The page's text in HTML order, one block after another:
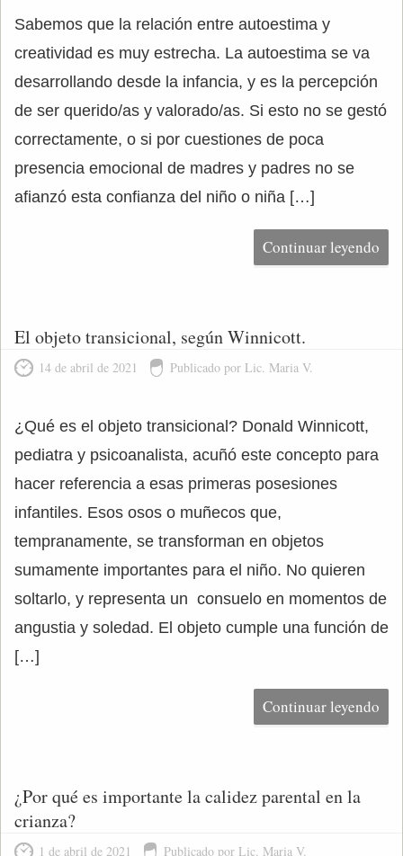
Sabemos que la relación entre autoestima y
creatividad es muy estrecha. La autoestima se va
desarrollando desde la infancia, y es la percepción
de ser querido/as y valorado/as. Si esto no se gestó
correctamente, o si por cuestiones de poca
presencia emocional de madres y padres no se
afianzó esta confianza del niño o niña […]
Continuar leyendo
El objeto transicional, según Winnicott.
14 de abril de 2021 Publicado por Lic. Maria V.
¿Qué es el objeto transicional? Donald Winnicott,
pediatra y psicoanalista, acuñó este concepto para
hacer referencia a esas primeras posesiones
infantiles. Esos osos o muñecos que,
tempranamente, se transforman en objetos
sumamente importantes para el niño. No quieren
soltarlo, y representa un consuelo en momentos de
angustia y soledad. El objeto cumple una función de
[…]
Continuar leyendo
¿Por qué es importante la calidez parental en la
crianza?
1 de abril de 2021 Publicado por Lic. Maria V.